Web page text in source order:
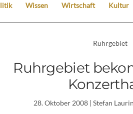
Wissen Wirtschaft Kultur
Ruhrgebiet
Ruhrgebiet
28. Oktober 2008 | Stefan Laurin